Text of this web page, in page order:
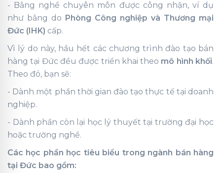
- Bằng nghề chuyên môn được công nhận, ví dụ
như bằng do Phòng Công nghiệp và Thương mại
Đức (IHK) cấp.
Vì lý do này, hầu hết các chương trình đào tạo bán
hàng tại Đức đều được triển khai theo mô hình khối.
Theo đó, bạn sẽ:
- Dành một phần thời gian đào tạo thực tế tại doanh
nghiệp.
- Dành phần còn lại học lý thuyết tại trường đại học
hoặc trường nghề.
Các học phần học tiêu biểu trong ngành bán hàng
tại Đức bao gồm: